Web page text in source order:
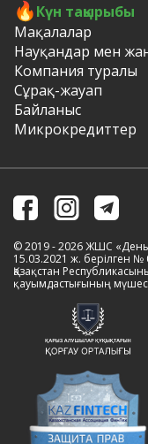
Күн тақырыбы
Мақалалар
Науқандар мен
Компания туралы
Сұрақ-жауап
Байланыс
Микрокредиттер
© 2019 - 2026 ЖШС
15.03.2021 ж. берілген
Қазақстан
қауымдастығының